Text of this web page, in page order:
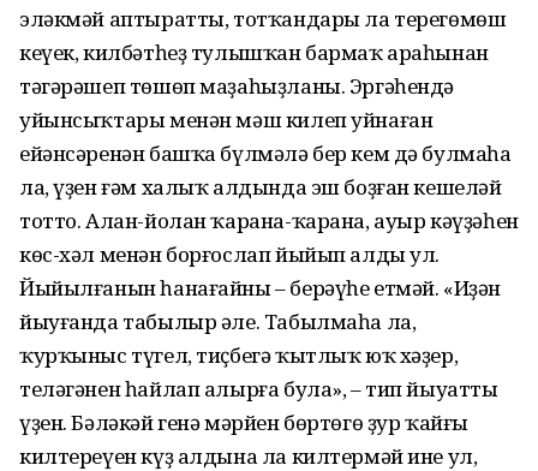
эләкмәй аптыратты, тотҡандары ла терегөмөш
кеүек, килбәтһеҙ тулышҡан бармаҡ араһынан
тәгәрәшеп төшөп маҙаһыҙланы. Эргәһендә
уйынсыҡтары менән мәш килеп уйнаған
ейәнсәренән башҡа бүлмәлә бер кем дә булмаһа
ла, үҙен ғәм халыҡ алдында эш боҙған кешеләй
тотто. Алан-йолан ҡарана-ҡарана, ауыр кәүҙәһен
көс-хәл менән борғослап йыйып алды ул.
Йыйылғанын һанағайны – берәүһе етмәй. «Иҙән
йыуғанда табылыр әле. Табылмаһа ла,
ҡурҡыныс түгел, тиҫбегә ҡытлыҡ юҡ хәҙер,
теләгәнен һайлап алырға була», – тип йыуатты
үҙен. Бәләкәй генә мәрйен бөртөгө ҙур ҡайғы
килтереүен күҙ алдына ла килтермәй ине ул,